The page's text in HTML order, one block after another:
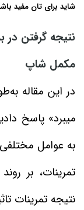
شاید برای تان مفید
نتیجه گرفتن
مکمل شاپ
در این مقاله
میبرد» پاسخ
به عوامل
تمرینات، بر
نتیجه تمرینات